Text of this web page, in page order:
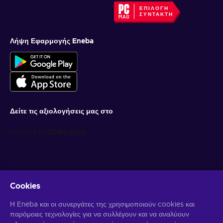
Enter your Under Armour card number and PIN in the
ΕΠΙΛΟΓΉ
ΣΥΝΤΆΚΤΗ
Λήψη Εφαρμογής Eneba
Δείτε τις αξιολογήσεις μας στο
Λάβετε προσωποποιημένες προσφορές για παιχνίδια
Γραφτείτε συνδρομητής
Cookies
Η Eneba και οι συνεργάτες της χρησιμοποιούν cookies και
παρόμοιες τεχνολογίες για να συλλέγουν και να αναλύουν